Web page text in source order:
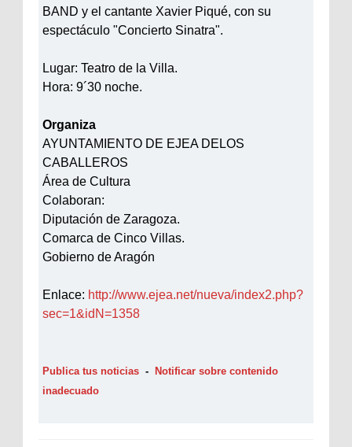
BAND y el cantante Xavier Piqué, con su
espectáculo "Concierto Sinatra".
Lugar: Teatro de la Villa.
Hora: 9´30 noche.
Organiza
AYUNTAMIENTO DE EJEA DELOS
CABALLEROS
Área de Cultura
Colaboran:
Diputación de Zaragoza.
Comarca de Cinco Villas.
Gobierno de Aragón
Enlace: http://www.ejea.net/nueva/index2.php?
sec=1&idN=1358
Publica tus noticias - Notificar sobre contenido
inadecuado